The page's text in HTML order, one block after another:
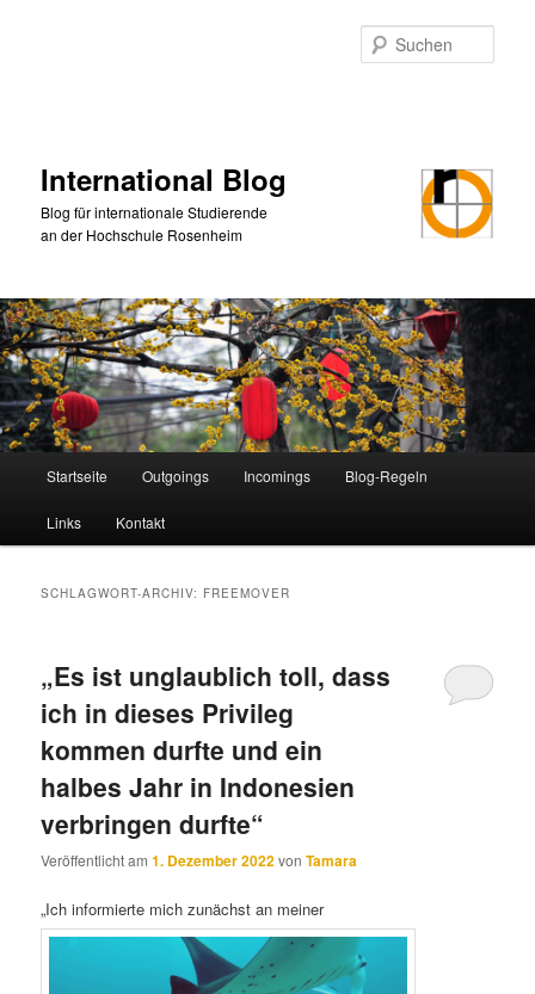
International Blog
Blog für internationale Studierende
an der Hochschule Rosenheim
Startseite Outgoings Incomings Blog-Regeln
Links Kontakt
SCHLAGWORT-ARCHIV: FREEMOVER
„Es ist unglaublich toll, dass
ich in dieses Privileg
kommen durfte und ein
halbes Jahr in Indonesien
verbringen durfte“
Veröffentlicht am1. Dezember 2022vonTamara
„Ich informierte mich zunächst an meiner